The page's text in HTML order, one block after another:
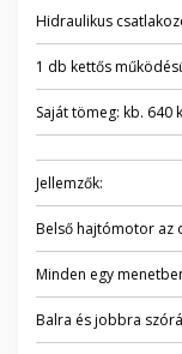
Hidraulikus
1 db kettős
Saját tömeg: kb. 640
Jellemzők:
Belső hajtómotor az
Minden egy
Balra és jobbra